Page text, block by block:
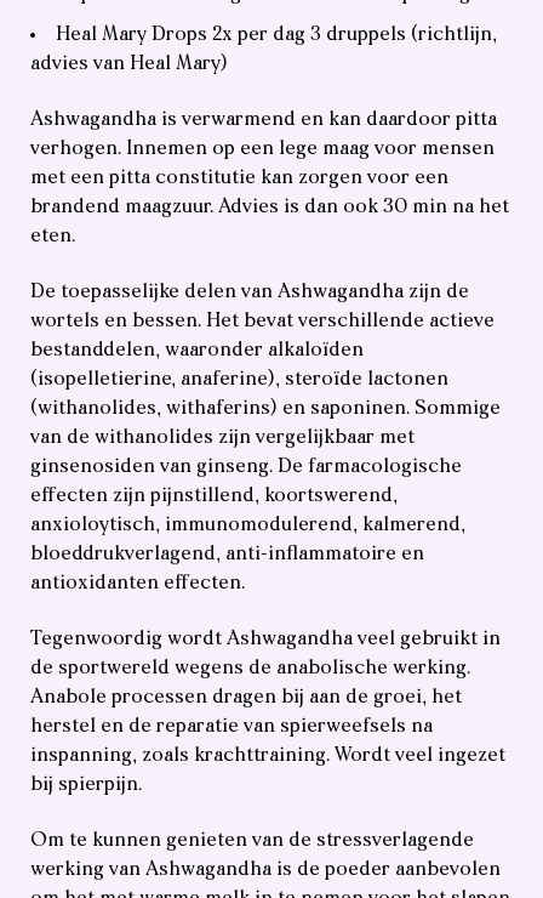
Heal Mary Drops 2x per dag 3 druppels (richtlijn,
advies van Heal Mary)
Ashwagandha is verwarmend en kan daardoor pitta
verhogen. Innemen op een lege maag voor mensen
met een pitta constitutie kan zorgen voor een
brandend maagzuur. Advies is dan ook 30 min na het
eten.
De toepasselijke delen van Ashwagandha zijn de
wortels en bessen. Het bevat verschillende actieve
bestanddelen, waaronder alkaloïden
(isopelletierine, anaferine), steroïde lactonen
(withanolides, withaferins) en saponinen. Sommige
van de withanolides zijn vergelijkbaar met
ginsenosiden van ginseng. De farmacologische
effecten zijn pijnstillend, koortswerend,
anxioloytisch, immunomodulerend, kalmerend,
bloeddrukverlagend, anti-inflammatoire en
antioxidanten effecten.
Tegenwoordig wordt Ashwagandha veel gebruikt in
de sportwereld wegens de anabolische werking.
Anabole processen dragen bij aan de groei, het
herstel en de reparatie van spierweefsels na
inspanning, zoals krachttraining. Wordt veel ingezet
bij spierpijn.
Om te kunnen genieten van de stressverlagende
werking van Ashwagandha is de poeder aanbevolen